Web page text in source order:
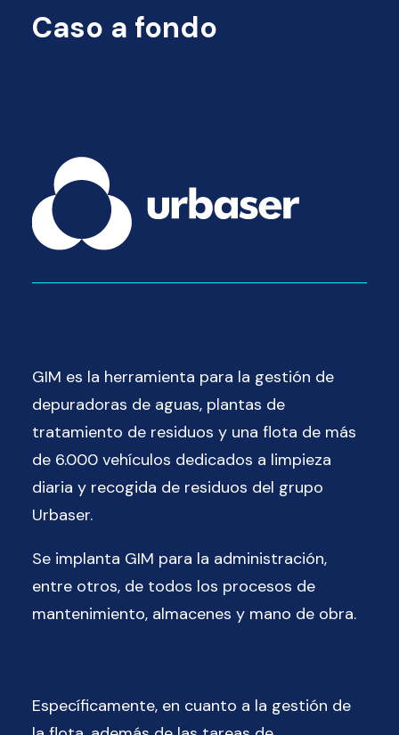
Caso a fondo
GIM es la herramienta para la gestión de
depuradoras de aguas, plantas de
tratamiento de residuos y una flota de más
de 6.000 vehículos dedicados a limpieza
diaria y recogida de residuos del grupo
Urbaser.
Se implanta GIM para la administración,
entre otros, de todos los procesos de
mantenimiento, almacenes y mano de obra.
Específicamente, en cuanto a la gestión de